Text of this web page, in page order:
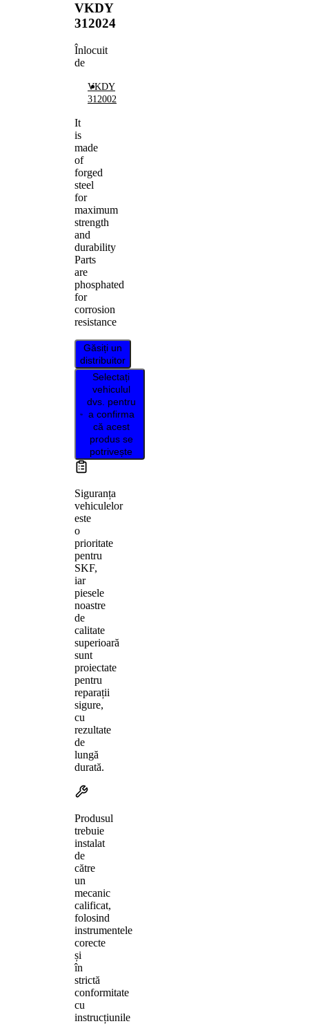
VKDY
312024
Înlocuit
de
VKDY
312002
It
is
made
of
forged
steel
for
maximum
strength
and
durability
Parts
are
phosphated
for
corrosion
resistance
Găsiți un
distribuitor
Selectați
vehiculul
dvs. pentru
a confirma
că acest
produs se
potrivește
Siguranța
vehiculelor
este
o
prioritate
pentru
SKF,
iar
piesele
noastre
de
calitate
superioară
sunt
proiectate
pentru
reparații
sigure,
cu
rezultate
de
lungă
durată.
Produsul
trebuie
instalat
de
către
un
mecanic
calificat,
folosind
instrumentele
corecte
și
în
strictă
conformitate
cu
instrucțiunile